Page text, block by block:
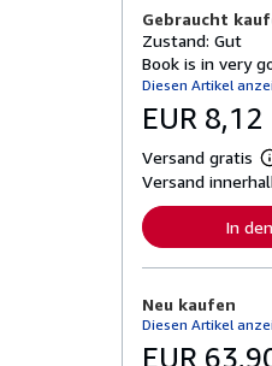
Gebraucht
Zustand: Gut
Book is in very
Diesen Artikel
EUR 8,12
Versand gratis
e
f
Versand
In
Neu kaufen
Diesen Artikel
EUR